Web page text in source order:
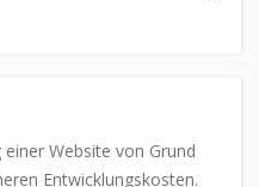
Website von Grund
Entwicklungskosten.